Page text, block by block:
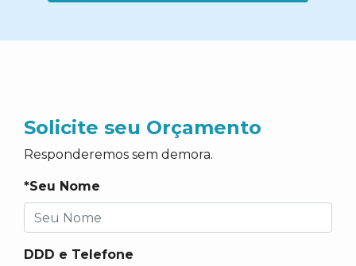
Solicite seu Orçamento
Responderemos sem demora.
*Seu Nome
DDD e Telefone